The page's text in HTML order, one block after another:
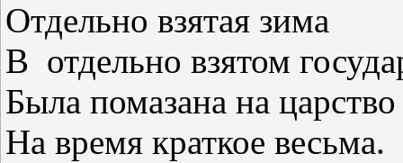
Отдельно взятая зима
В отдельно взятом
Была помазана на царство
На время краткое весьма.